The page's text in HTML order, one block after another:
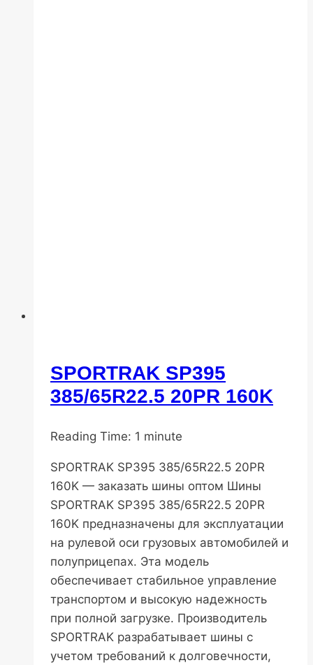
Популярные
шины
SPORTRAK SP395
385/65R22.5 20PR 160K
ОтDenisNHK
10.11.202520.03.2026
Reading Time: 1 minute
SPORTRAK SP395 385/65R22.5 20PR
160K — заказать шины оптом Шины
SPORTRAK SP395 385/65R22.5 20PR
160K предназначены для эксплуатации
на рулевой оси грузовых автомобилей и
полуприцепах. Эта модель
обеспечивает стабильное управление
транспортом и высокую надежность
при полной загрузке. Производитель
SPORTRAK разрабатывает шины с
учетом требований к долговечности,